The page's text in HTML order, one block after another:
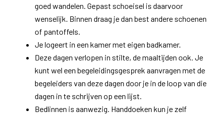
goed wandelen. Gepast schoeisel is daarvoor
wenselijk. Binnen draag je dan best andere schoenen
of pantoffels.
Je logeert in een kamer met eigen badkamer.​
Deze dagen verlopen in stilte, de maaltijden ook. Je
kunt wel een begeleidingsgesprek aanvragen met de
begeleiders van deze dagen door je in de loop van die
dagen in te schrijven op een lijst.
Bedlinnen is aanwezig. Handdoeken kun je zelf